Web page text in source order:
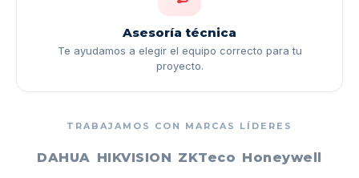
Asesoría técnica
Te ayudamos a elegir el equipo correcto para tu
proyecto.
TRABAJAMOS CON MARCAS LÍDERES
DAHUA HIKVISION ZKTeco Honeywell